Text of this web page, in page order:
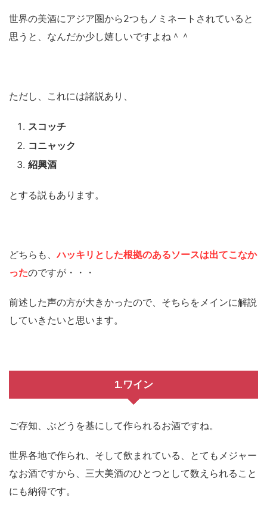
世界の美酒にアジア圏から2つもノミネートされていると
思うと、なんだか少し嬉しいですよね＾＾
ただし、これには諸説あり、
スコッチ
コニャック
紹興酒
とする説もあります。
どちらも、ハッキリとした根拠のあるソースは出てこなか
ったのですが・・・
前述した声の方が大きかったので、そちらをメインに解説
していきたいと思います。
1.ワイン
ご存知、ぶどうを基にして作られるお酒ですね。
世界各地で作られ、そして飲まれている、とてもメジャー
なお酒ですから、三大美酒のひとつとして数えられること
にも納得です。